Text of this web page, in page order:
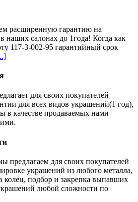
расширенную гарантию на
наших салонах до 1года! Когда как
117-3-002-95 гарантийный срок
для своих покупателей
для всех видов украшений(1 год),
в качестве продаваемых нами
предлагаем для своих покупателей
украшений из любого металла,
колец, подбор и закрепка выпавших
любой сложности по